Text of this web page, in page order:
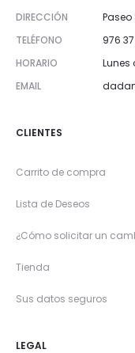
DIRECCIÓN
TELÉFONO
976
HORARIO
Lunes
EMAIL
CLIENTES
Carrito de compra
Lista de Deseos
¿Cómo solicitar un
Tienda
Sus datos seguros
LEGAL